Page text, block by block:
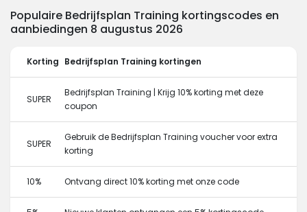
Populaire Bedrijfsplan Training kortingscodes en
aanbiedingen 8 augustus 2026
Korting Bedrijfsplan Training kortingen
SUPER
Bedrijfsplan Training | Krijg 10% korting met deze
coupon
SUPER
Gebruik de Bedrijfsplan Training voucher voor extra
korting
10% Ontvang direct 10% korting met onze code